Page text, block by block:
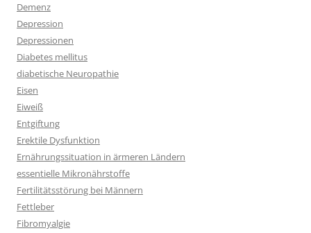
Demenz
Depression
Depressionen
Diabetes mellitus
diabetische Neuropathie
Eisen
Eiweiß
Entgiftung
Erektile Dysfunktion
Ernährungssituation in ärmeren Ländern
essentielle Mikronährstoffe
Fertilitätsstörung bei Männern
Fettleber
Fibromyalgie